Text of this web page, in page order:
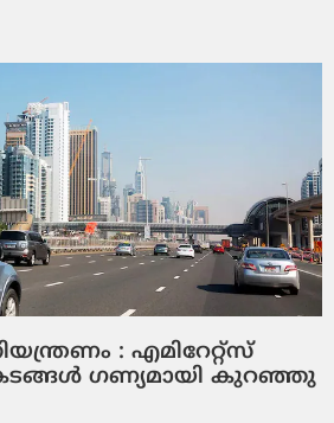
: എമിറേറ്റ്സ്
ഗണ്യമായി കുറഞ്ഞു